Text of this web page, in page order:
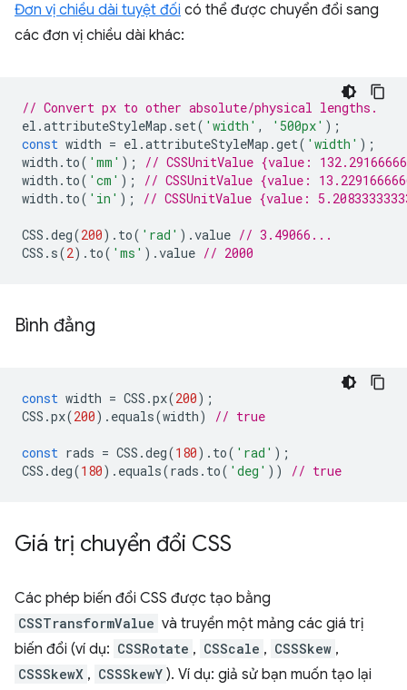
Đơn vị chiều dài tuyệt đối có thể được chuyển đổi sang
các đơn vị chiều dài khác:
// Convert px to other absolute/physical lengths.
el .attributeStyleMap . set( 'width' , '500px' );
const width = el .attributeStyleMap .get( 'width' );
width . to( 'mm' );
// CSSUnitValue {value:
width . to( 'cm' );
// CSSUnitValue {value:
width . to( 'in' ); // CSSUnitValue {value:
CSS .deg(200). to( 'rad' ).value // 3.49066...
CSS . s(2). to( 'ms' ).value // 2000
Bình đẳng
const width = CSS .px(200);
CSS .px(200). equals(width) // true
const rads = CSS .deg(180). to( 'rad' );
CSS .deg(180). equals(rads . to( 'deg' )) // true
Giá trị chuyển đổi CSS
Các phép biến đổi CSS được tạo bằng
CSSTransformValue và truyền một mảng các giá trị
biến đổi (ví dụ: CSSRotate , CSScale , CSSSkew ,
CSSSkewX , CSSSkewY ). Ví dụ: giả sử bạn muốn tạo lại